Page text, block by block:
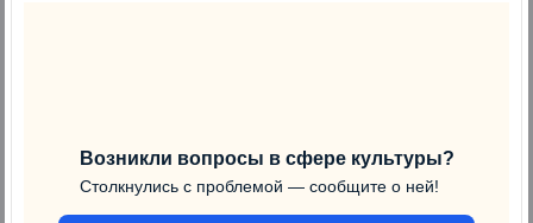
Возникли вопросы в сфере культуры?
Столкнулись с проблемой — сообщите о ней!